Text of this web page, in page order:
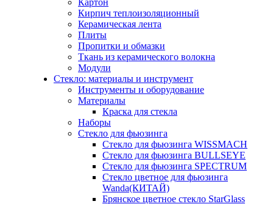
Картон
Кирпич теплоизоляционный
Керамическая лента
Плиты
Пропитки и обмазки
Ткань из керамического волокна
Модули
Стекло: материалы и инструмент
Инструменты и оборудование
Материалы
Краска для стекла
Наборы
Стекло для фьюзинга
Стекло для фьюзинга WISSMACH
Стекло для фьюзинга BULLSEYE
Стекло для фьюзинга SPECTRUM
Стекло цветное для фьюзинга
Wanda(КИТАЙ)
Брянское цветное стекло StarGlass